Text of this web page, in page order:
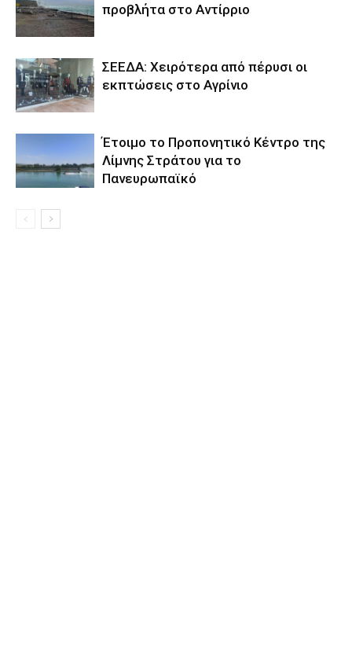
προβλήτα στο Αντίρριο
ΣΕΕΔΑ: Χειρότερα από πέρυσι οι
εκπτώσεις στο Αγρίνιο
Έτοιμο το Προπονητικό Κέντρο της
Λίμνης Στράτου για το
Πανευρωπαϊκό